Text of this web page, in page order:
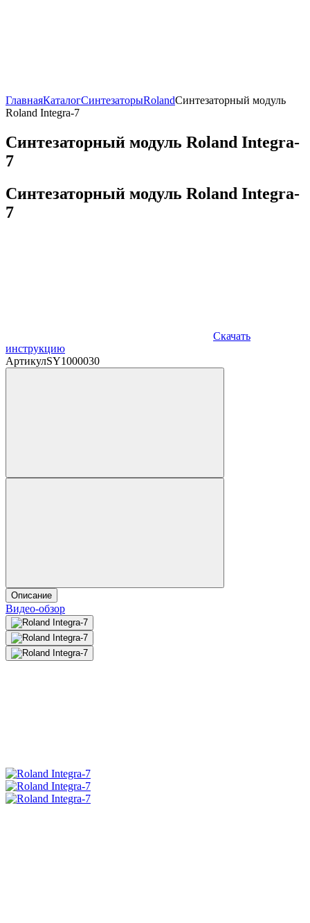
ГлавнаяКаталогСинтезаторыRolandСинтезаторный модуль
Roland Integra-7
Синтезаторный модуль Roland Integra-
7
Синтезаторный модуль Roland Integra-
7
Скачать
инструкцию
АртикулSY1000030
Описание
Видео-обзор